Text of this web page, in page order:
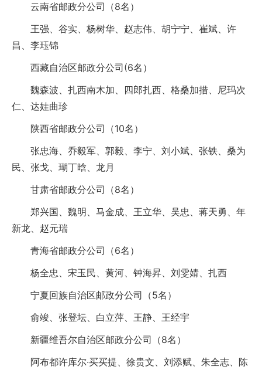
云南省邮政分公司（8名）
王强、谷实、杨树华、赵志伟、胡宁宁、崔斌、许
昌、李珏锦
西藏自治区邮政分公司(6名）
魏森波、扎西南木加、四郎扎西、格桑加措、尼玛次
仁、达娃曲珍
陕西省邮政分公司（10名）
张忠海、乔毅军、郭毅、李宁、刘小斌、张铁、桑为
民、张戈、瑚丁晗、龙月
甘肃省邮政分公司（8名）
郑兴国、魏明、马金成、王立华、吴忠、蒋天勇、年
新龙、赵元瑞
青海省邮政分公司（6名）
杨全忠、宋玉民、黄河、钟海昇、刘雯婧、扎西
宁夏回族自治区邮政分公司（5名）
俞竣、张登坛、白立萍、王静、王经宇
新疆维吾尔自治区邮政分公司（8名）
阿布都许库尔·买买提、徐贵文、刘添赋、朱全志、陈